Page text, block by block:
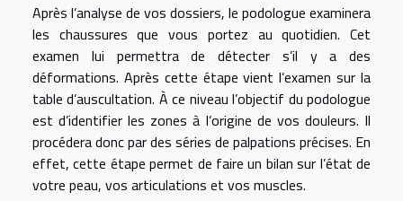
Après l’analyse de vos dossiers, le podologue examinera
les chaussures que vous portez au quotidien. Cet
examen lui permettra de détecter s’il y a des
déformations. Après cette étape vient l’examen sur la
table d’auscultation. À ce niveau l’objectif du podologue
est d’identifier les zones à l’origine de vos douleurs. Il
procédera donc par des séries de palpations précises. En
effet, cette étape permet de faire un bilan sur l’état de
votre peau, vos articulations et vos muscles.